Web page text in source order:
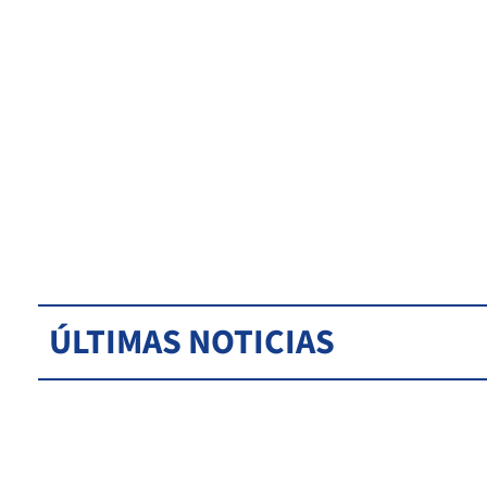
ÚLTIMAS NOTICIAS